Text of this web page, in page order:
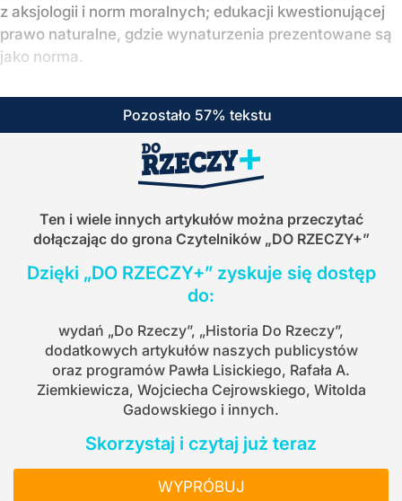
z aksjologii i norm moralnych; edukacji kwestionującej
prawo naturalne, gdzie wynaturzenia prezentowane są
jako norma.
Pozostało 57% tekstu
Ten i wiele innych artykułów można przeczytać
dołączając do grona Czytelników „DO RZECZY+”
Dzięki „DO RZECZY+” zyskuje się dostęp
do:
wydań „Do Rzeczy”, „Historia Do Rzeczy”,
dodatkowych artykułów naszych publicystów
oraz programów Pawła Lisickiego, Rafała A.
Ziemkiewicza, Wojciecha Cejrowskiego, Witolda
Gadowskiego i innych.
Skorzystaj i czytaj już teraz
WYPRÓBUJ